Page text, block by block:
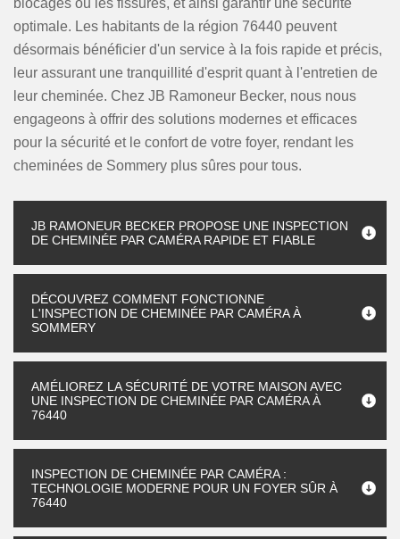
blocages ou les fissures, et ainsi garantir une sécurité
optimale. Les habitants de la région 76440 peuvent
désormais bénéficier d'un service à la fois rapide et précis,
leur assurant une tranquillité d'esprit quant à l'entretien de
leur cheminée. Chez JB Ramoneur Becker, nous nous
engageons à offrir des solutions modernes et efficaces
pour la sécurité et le confort de votre foyer, rendant les
cheminées de Sommery plus sûres pour tous.
JB RAMONEUR BECKER PROPOSE UNE INSPECTION
DE CHEMINÉE PAR CAMÉRA RAPIDE ET FIABLE
DÉCOUVREZ COMMENT FONCTIONNE
L'INSPECTION DE CHEMINÉE PAR CAMÉRA À
SOMMERY
AMÉLIOREZ LA SÉCURITÉ DE VOTRE MAISON AVEC
UNE INSPECTION DE CHEMINÉE PAR CAMÉRA À
76440
INSPECTION DE CHEMINÉE PAR CAMÉRA :
TECHNOLOGIE MODERNE POUR UN FOYER SÛR À
76440